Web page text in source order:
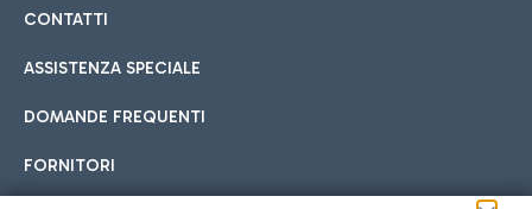
CONTATTI
ASSISTENZA SPECIALE
DOMANDE FREQUENTI
FORNITORI